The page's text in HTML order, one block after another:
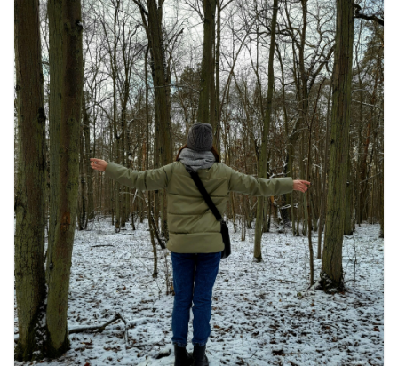
खाने के शौकीनों के लिए कश्मीर के 5 बेहतरीन
स्वादिष्ट व्यंजन
August 6, 2026 1 Comment